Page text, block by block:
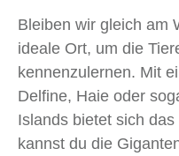
Bleiben wir gleich am
ideale Ort, um die
kennenzulernen. Mit
Delfine, Haie oder
Islands bietet sich
kannst du die